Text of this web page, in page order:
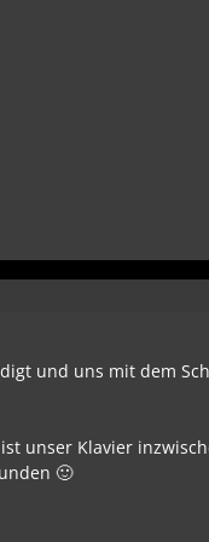
und uns mit dem
unser Klavier
🙂